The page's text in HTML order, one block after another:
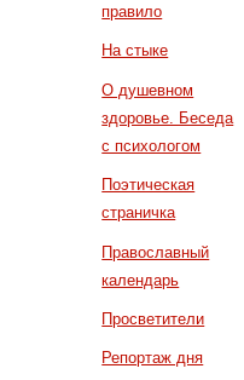
правило
На стыке
О душевном
здоровье. Беседа
с психологом
Поэтическая
страничка
Православный
календарь
Просветители
Репортаж дня